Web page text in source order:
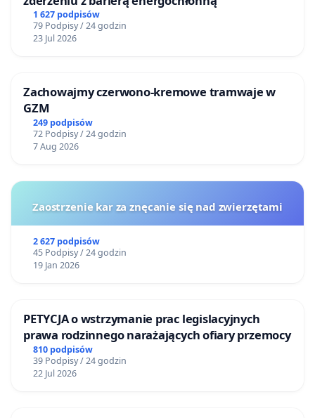
1 627 podpisów
79 Podpisy / 24 godzin
23 Jul 2026
Zachowajmy czerwono-kremowe tramwaje w
GZM
249 podpisów
72 Podpisy / 24 godzin
7 Aug 2026
Zaostrzenie kar za znęcanie się nad zwierzętami
2 627 podpisów
45 Podpisy / 24 godzin
19 Jan 2026
PETYCJA o wstrzymanie prac legislacyjnych
prawa rodzinnego narażających ofiary przemocy
810 podpisów
39 Podpisy / 24 godzin
22 Jul 2026